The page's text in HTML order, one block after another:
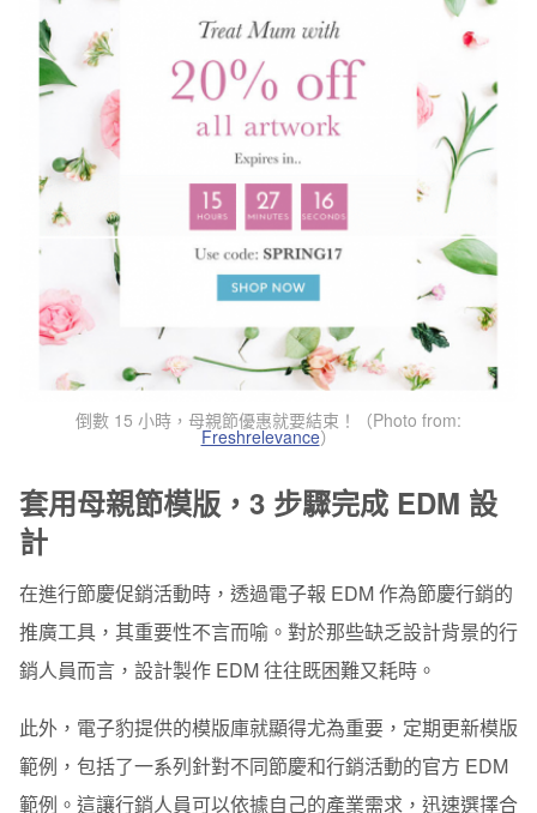
倒數 15 小時，母親節優惠就要結束！（Photo from:
Freshrelevance）
套用母親節模版，3 步驟完成 EDM 設
計
在進行節慶促銷活動時，透過電子報 EDM 作為節慶行銷的
推廣工具，其重要性不言而喻。對於那些缺乏設計背景的行
銷人員而言，設計製作 EDM 往往既困難又耗時。
此外，電子豹提供的模版庫就顯得尤為重要，定期更新模版
範例，包括了一系列針對不同節慶和行銷活動的官方 EDM
範例。這讓行銷人員可以依據自己的產業需求，迅速選擇合